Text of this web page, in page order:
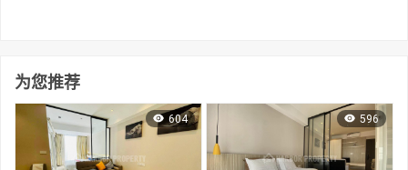
为您推荐
604 596